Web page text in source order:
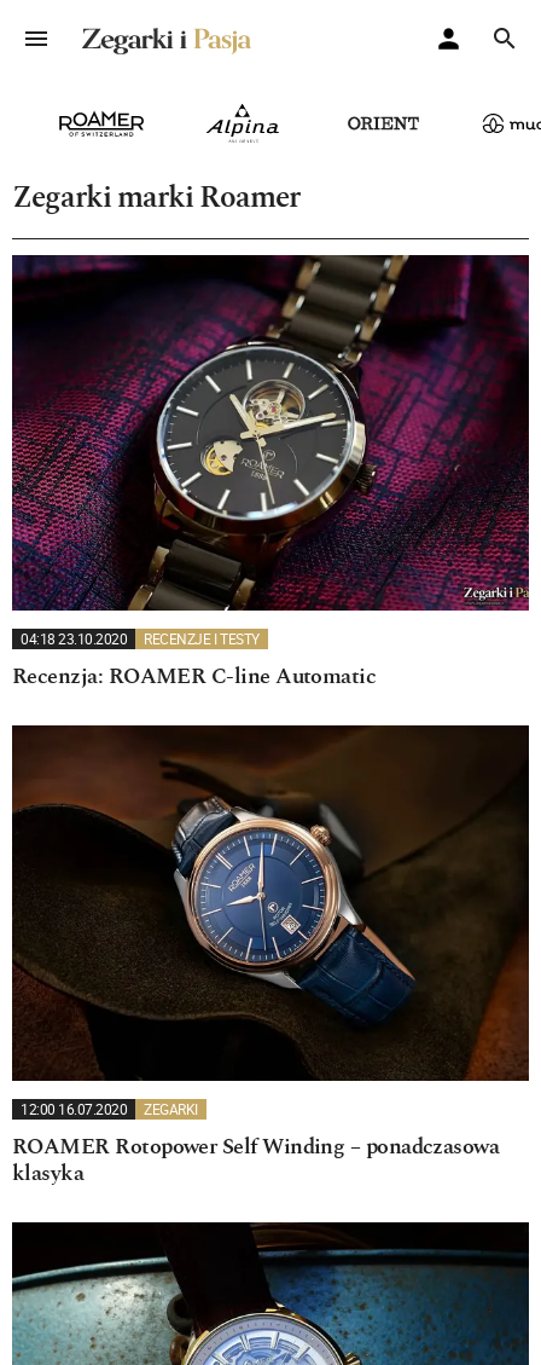
Zegarki marki Roamer
04:18 23.10.2020 RECENZJE I TESTY
Recenzja: ROAMER C-line Automatic
12:00 16.07.2020 ZEGARKI
ROAMER Rotopower Self Winding – ponadczasowa
klasyka